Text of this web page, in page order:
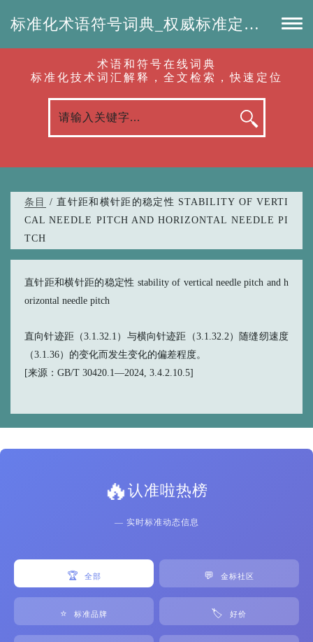
标准化术语符号词典_权威标准定义_专业词汇查询-认准啦（RenZhunLa.com）
术语和符号在线词典
标准化技术词汇解释，全文检索，快速定位
条目
/ 直针距和横针距的稳定性 STABILITY OF VERTI
CAL NEEDLE PITCH AND HORIZONTAL NEEDLE PI
TCH
直针距和横针距的稳定性 stability of vertical needle pitch and h
orizontal needle pitch
直向针迹距（3.1.32.1）与横向针迹距（3.1.32.2）随缝纫速度
（3.1.36）的变化而发生变化的偏差程度。
[来源：GB/T 30420.1—2024, 3.4.2.10.5]
🔥认准啦热榜
— 实时标准动态信息
🏆 全部 💬 金标社区
⭐ 标准品牌 🏷️ 好价